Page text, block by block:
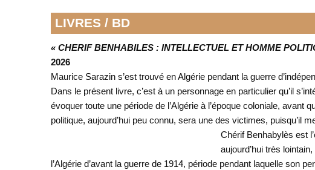
LIVRES / BD
« CHERIF BENHABILES : INTELLECTUEL ET HOMME
2026
Maurice Sarazin s’est trouvé en Algérie pendant la guerre
Dans le présent livre, c’est à un personnage en particulier qu’il
évoquer toute une période de l’Algérie à l’époque coloniale, avant
politique, aujourd’hui peu connu, sera une des victimes, puisqu’il
Chérif Benhabylès est
aujourd’hui très
l’Algérie d’avant la guerre de 1914, période pendant laquelle son